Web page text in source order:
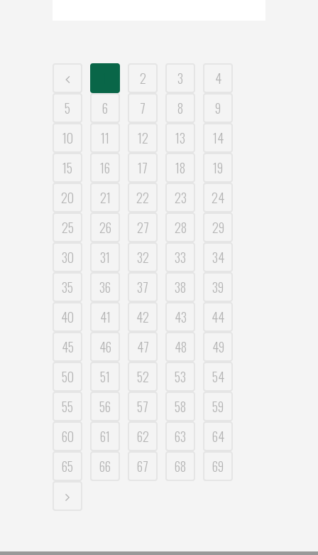
2 3
4
5
6 7 8
9
10
11 12 13
14
15
16 17 18
19
20
21 22 23
24
25
26 27 28
29
30
31 32 33
34
35
36 37 38
39
40
41 42 43
44
45
46 47 48
49
50
51 52 53
54
55
56 57 58
59
60
61 62 63
64
65
66 67 68 69